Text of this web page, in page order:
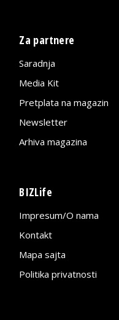
Za partnere
Saradnja
Media Kit
Pretplata na magazin
Newsletter
Arhiva magazina
BIZLife
Impresum/O nama
Kontakt
Mapa sajta
Politika privatnosti